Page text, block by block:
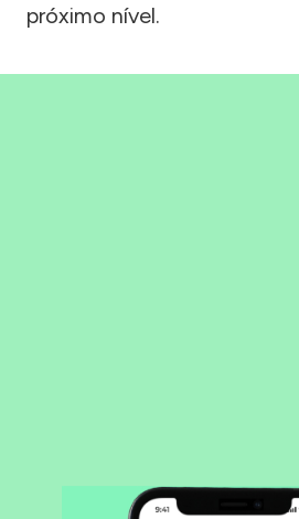
próximo nível.